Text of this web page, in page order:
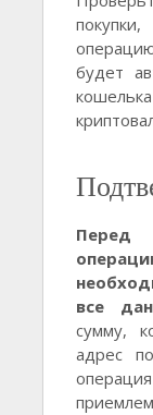
будет
Перед
все
сумму,
адрес